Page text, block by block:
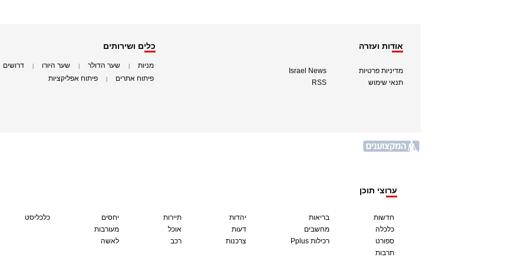
אודות ועזרה
מדיניות פרטיות
תנאי שימוש
Israel News
RSS
כלים ושירותים
מניות שער הדולר שער היורו דרושים
פיתוח אתרים פיתוח אפליקציות
ערוצי תוכן
חדשות
כלכלה
ספורט
תרבות
בריאות
מחשבים
Pplus רכילות
יהדות
דעות
צרכנות
תיירות
אוכל
רכב
יחסים
מעורבות
לאשה
כלכליסט